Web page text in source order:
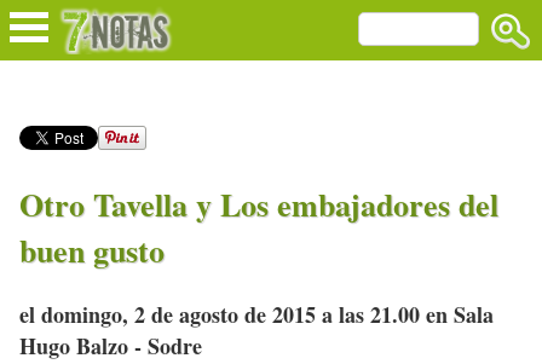
Otro Tavella y Los embajadores del
buen gusto
el domingo, 2 de agosto de 2015 a las 21.00 en Sala
Hugo Balzo - Sodre